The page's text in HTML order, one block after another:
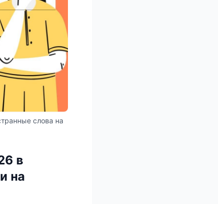
слова на
в
на